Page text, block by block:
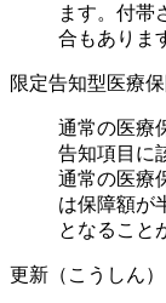
ます。付帯
合もありま
限定告知型医療
通常の医療
告知項目に
通常の医療
は保障額が
となること
更新（こうしん）